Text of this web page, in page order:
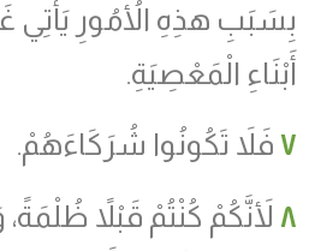
بِسَبَبِ هذِهِ الأُمُورِ
أَبْنَاءِ الْمَعْصِيَةِ.
٧ فَلاَ تَكُونُوا شُرَكَاءَهُمْ.
٨ لأَنَّكُمْ كُنْتُمْ قَبْلاً